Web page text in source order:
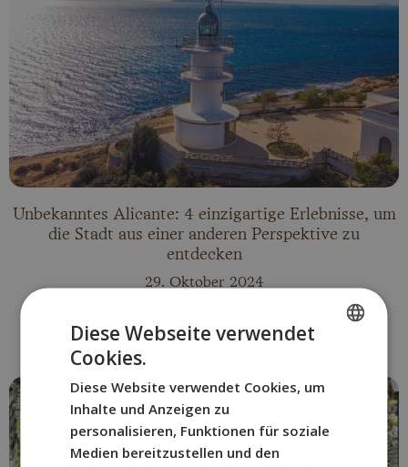
Unbekanntes Alicante: 4 einzigartige Erlebnisse, um
die Stadt aus einer anderen Perspektive zu
entdecken
29. Oktober 2024
Ver más
ENGLISH
Diese Webseite verwendet
Cookies.
Diese Website verwendet Cookies, um
Inhalte und Anzeigen zu
personalisieren, Funktionen für soziale
Medien bereitzustellen und den